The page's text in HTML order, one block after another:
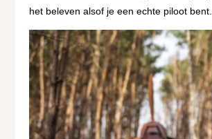
het beleven alsof je een echte piloot bent.